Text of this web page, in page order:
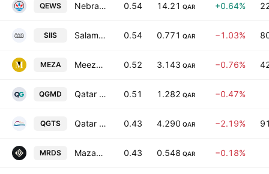
QEWS Nebras Energy 0.54 14.21 QAR +0.64%
SIIS Salam International Investment Ltd. 0.54 0.771 QAR −1.03%
MEZA Meeza QSTP LLC 0.52 3.143 QAR −0.76%
QGMD Qatar German For Medical Devices 0.51 1.282 QAR −0.47%
QGTS Qatar Gas Transport Co. 0.43 4.290 QAR −2.19%
MRDS Mazaya Real Estate Development Company 0.43 0.548 QAR −0.18%